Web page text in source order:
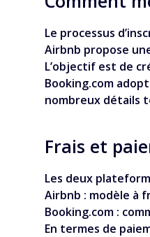
Le processus
Airbnb propose
L’objectif est de
Booking.com
nombreux détails
Frais et
Les deux
Airbnb : modèle à
Booking.com :
En termes de